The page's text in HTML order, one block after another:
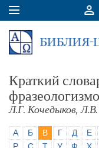
Краткий
Л.Г. Кочедыков,
А Б В Г Д Е